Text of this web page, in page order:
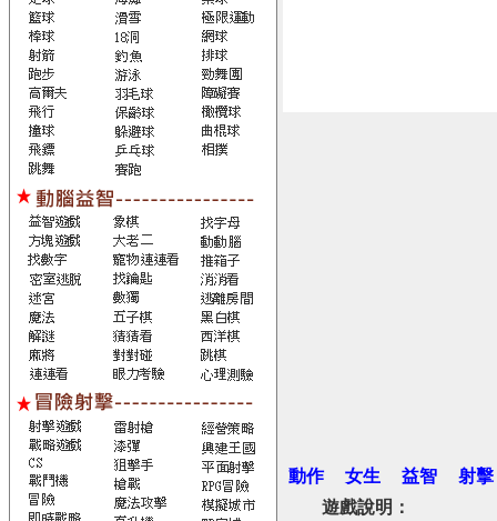
動作 女生 益智
射擊
遊戲說明：